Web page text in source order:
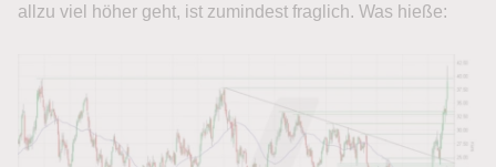
allzu viel höher geht, ist zumindest fraglich. Was hieße: